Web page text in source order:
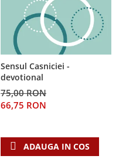
Sensul Casniciei -
devotional
75,00 RON
66,75 RON
ADAUGA IN COS